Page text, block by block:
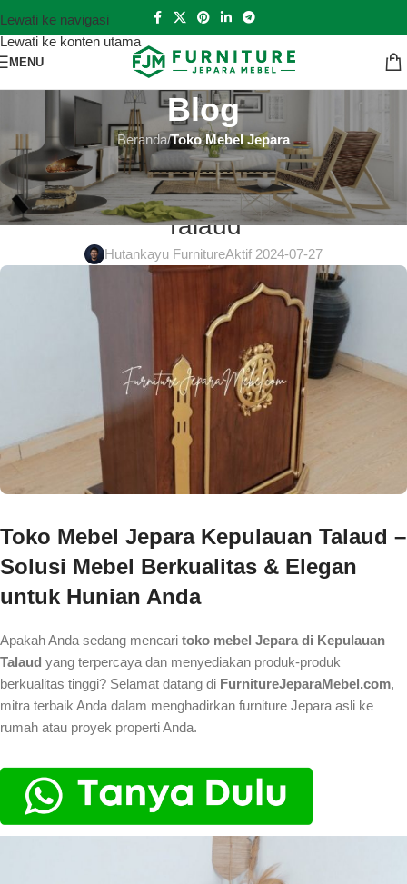
Lewati ke navigasi
Lewati ke konten utama
MENU
Blog
Beranda/Toko Mebel Jepara
TOKO MEBEL JEPARA
Toko Mebel Jepara Kepulauan
Talaud
Hutankayu FurnitureAktif 2024-07-27
Toko Mebel Jepara Kepulauan Talaud –
Solusi Mebel Berkualitas & Elegan
untuk Hunian Anda
Apakah Anda sedang mencari toko mebel Jepara di Kepulauan
Talaud yang terpercaya dan menyediakan produk-produk
berkualitas tinggi? Selamat datang di FurnitureJeparaMebel.com,
mitra terbaik Anda dalam menghadirkan furniture Jepara asli ke
rumah atau proyek properti Anda.